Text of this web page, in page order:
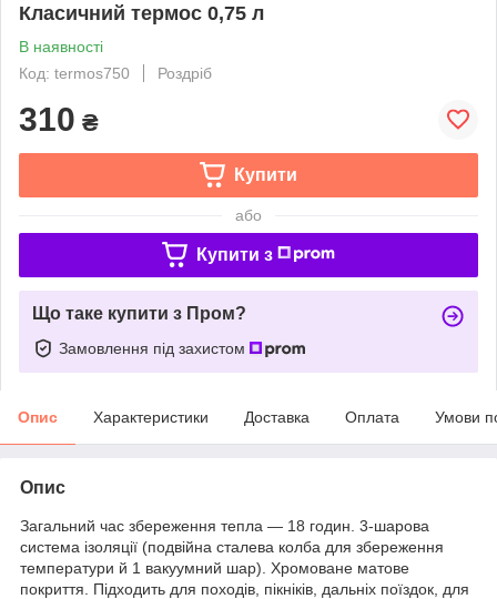
Класичний термос 0,75 л
В наявності
Код: termos750
Роздріб
310 ₴
Купити
або
Купити з
Що таке купити з Пром?
Замовлення під захистом
Опис Характеристики Доставка Оплата Умови
Опис
Загальний час збереження тепла — 18 годин. 3-шарова
система ізоляції (подвійна сталева колба для збереження
температури й 1 вакуумний шар). Хромоване матове
покриття. Підходить для походів, пікніків, дальніх поїздок, для